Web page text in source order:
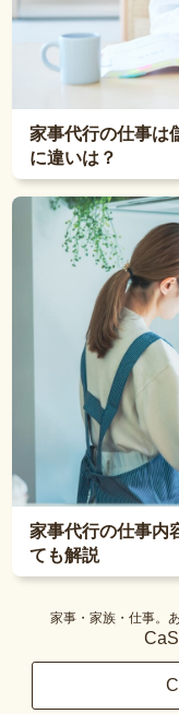
家事代行の仕事は
に違いは？
家事代行の仕事内
ても解説
家事・家族・仕事。